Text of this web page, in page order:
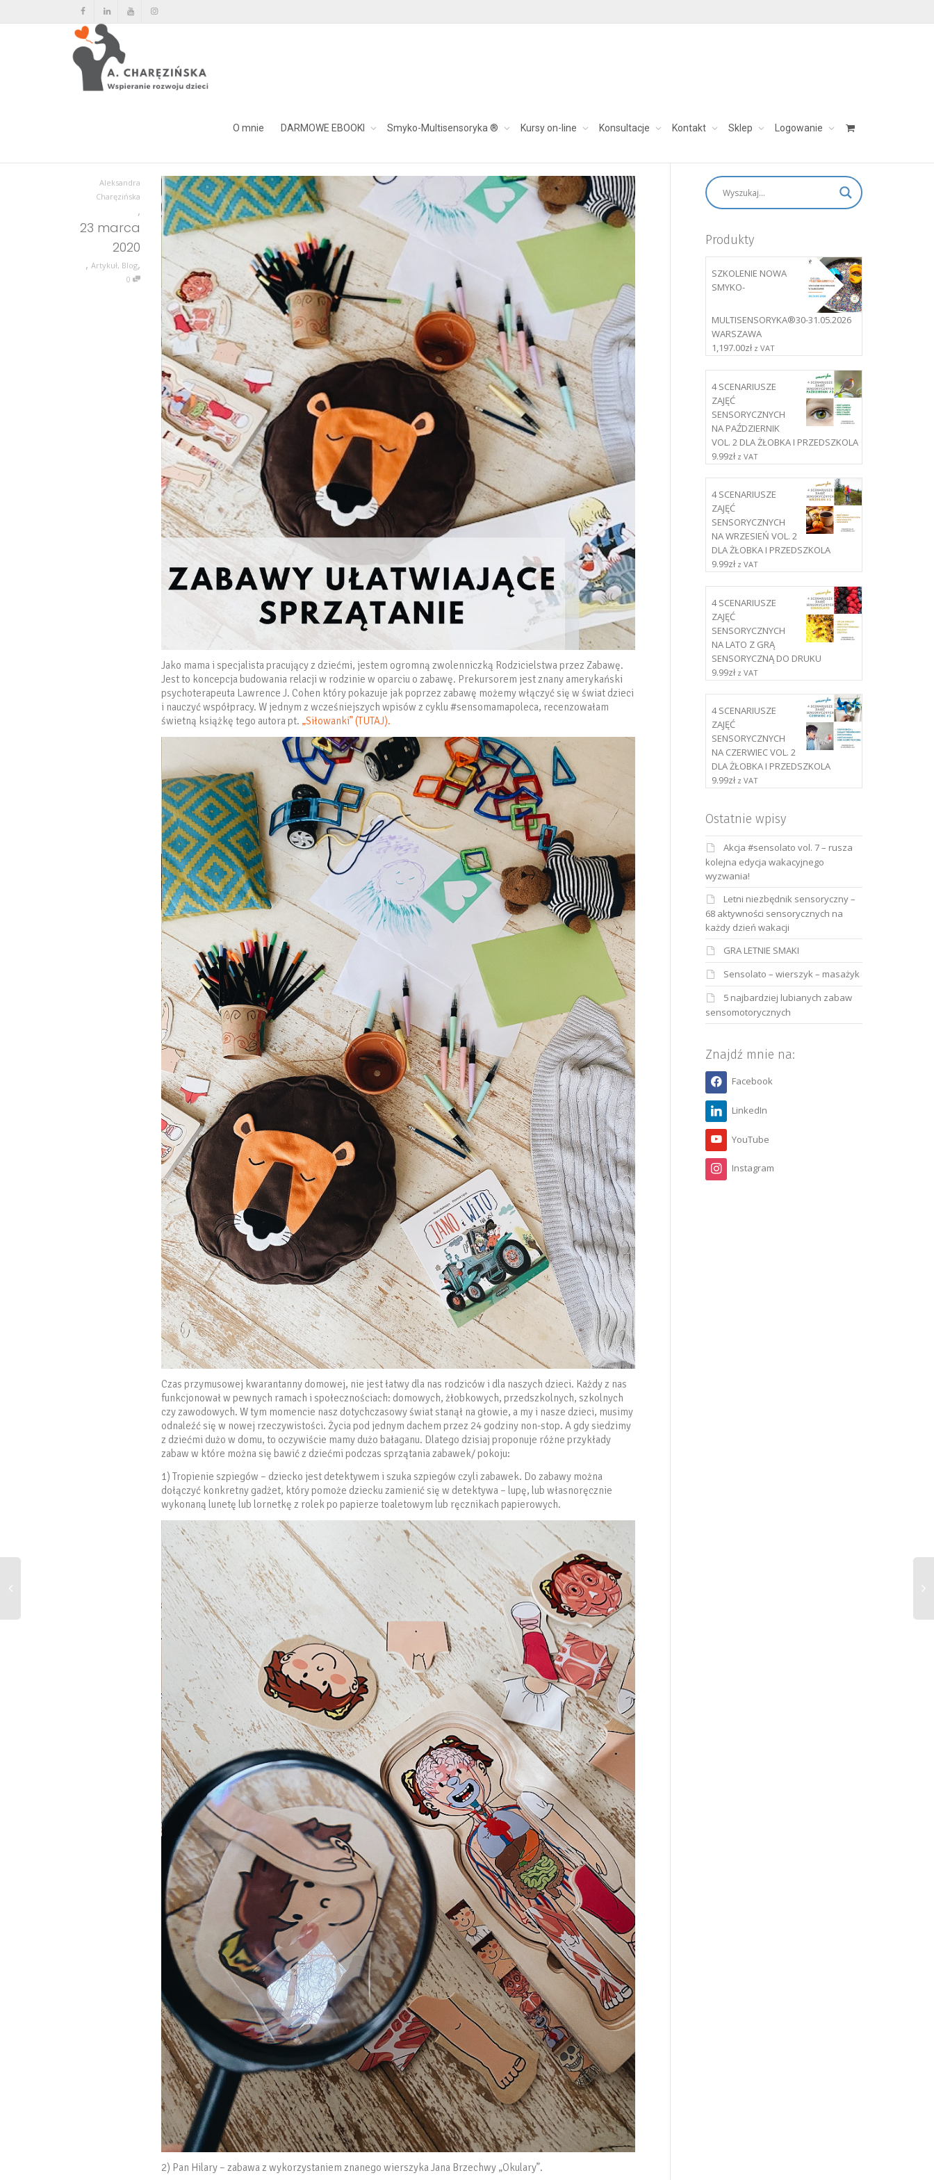
O mnie DARMOWE EBOOKI Smyko-Multisensoryka ® Kursy on-line Konsultacje Kontakt Sklep Logowanie
Zabawy ułatwiające sprzątanie zabawek/pokoju skontaktuj się: aleksandra@charezinska.pl
Aleksandra
Charęzińska
,
23 marca
2020
, Artykuł, Blog,
0
Jako mama i specjalista pracujący z dziećmi, jestem ogromną zwolenniczką Rodzicielstwa przez Zabawę.
Jest to koncepcja budowania relacji w rodzinie w oparciu o zabawę. Prekursorem jest znany amerykański
psychoterapeuta Lawrence J. Cohen który pokazuje jak poprzez zabawę możemy włączyć się w świat dzieci
i nauczyć współpracy. W jednym z wcześniejszych wpisów z cyklu #sensomamapoleca, recenzowałam
świetną książkę tego autora pt. „Siłowanki” (TUTAJ).
Czas przymusowej kwarantanny domowej, nie jest łatwy dla nas rodziców i dla naszych dzieci. Każdy z nas
funkcjonował w pewnych ramach i społecznościach: domowych, żłobkowych, przedszkolnych, szkolnych
czy zawodowych. W tym momencie nasz dotychczasowy świat stanął na głowie, a my i nasze dzieci, musimy
odnaleźć się w nowej rzeczywistości. Życia pod jednym dachem przez 24 godziny non-stop. A gdy siedzimy
z dziećmi dużo w domu, to oczywiście mamy dużo bałaganu. Dlatego dzisiaj proponuje różne przykłady
zabaw w które można się bawić z dziećmi podczas sprzątania zabawek/ pokoju:
1) Tropienie szpiegów – dziecko jest detektywem i szuka szpiegów czyli zabawek. Do zabawy można
dołączyć konkretny gadżet, który pomoże dziecku zamienić się w detektywa – lupę, lub własnoręcznie
wykonaną lunetę lub lornetkę z rolek po papierze toaletowym lub ręcznikach papierowych.
2) Pan Hilary – zabawa z wykorzystaniem znanego wierszyka Jana Brzechwy „Okulary”.
Produkty
SZKOLENIE NOWA
SMYKO-
MULTISENSORYKA®30-31.05.2026
WARSZAWA
1,197.00zł z VAT
4 SCENARIUSZE
ZAJĘĆ
SENSORYCZNYCH
NA PAŹDZIERNIK
VOL. 2 DLA ŻŁOBKA I PRZEDSZKOLA
9.99zł z VAT
4 SCENARIUSZE
ZAJĘĆ
SENSORYCZNYCH
NA WRZESIEŃ VOL. 2
DLA ŻŁOBKA I PRZEDSZKOLA
9.99zł z VAT
4 SCENARIUSZE
ZAJĘĆ
SENSORYCZNYCH
NA LATO Z GRĄ
SENSORYCZNĄ DO DRUKU
9.99zł z VAT
4 SCENARIUSZE
ZAJĘĆ
SENSORYCZNYCH
NA CZERWIEC VOL. 2
DLA ŻŁOBKA I PRZEDSZKOLA
9.99zł z VAT
Ostatnie wpisy
Akcja #sensolato vol. 7 – rusza
kolejna edycja wakacyjnego
wyzwania!
Letni niezbędnik sensoryczny –
68 aktywności sensorycznych na
każdy dzień wakacji
GRA LETNIE SMAKI
Sensolato – wierszyk – masażyk
5 najbardziej lubianych zabaw
sensomotorycznych
Znajdź mnie na:
Facebook
LinkedIn
YouTube
Instagram